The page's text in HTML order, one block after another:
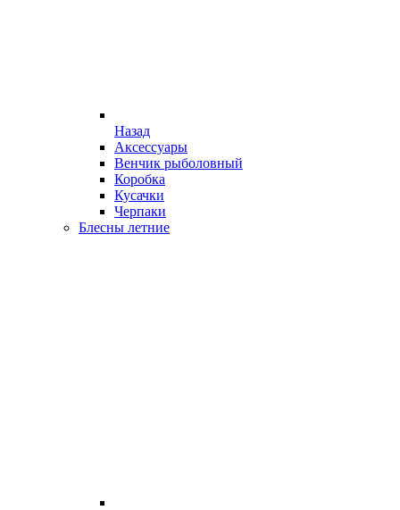
Назад
Аксессуары
Венчик рыболовный
Коробка
Кусачки
Черпаки
Блесны летние